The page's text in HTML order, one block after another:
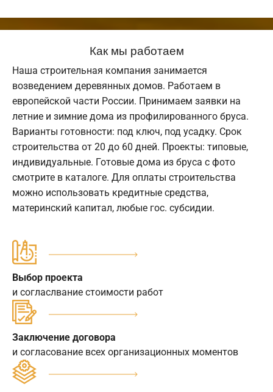
Как мы работаем
Наша строительная компания занимается
возведением деревянных домов. Работаем в
европейской части России. Принимаем заявки на
летние и зимние дома из профилированного бруса.
Варианты готовности: под ключ, под усадку. Срок
строительства от 20 до 60 дней. Проекты: типовые,
индивидуальные. Готовые дома из бруса с фото
смотрите в каталоге. Для оплаты строительства
можно использовать кредитные средства,
материнский капитал, любые гос. субсидии.
Выбор проекта
и согласлвание стоимости работ
Заключение договора
и согласование всех организационных моментов